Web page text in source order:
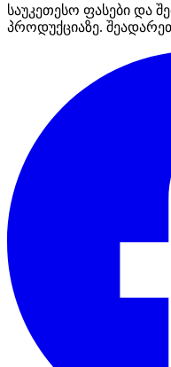
საუკეთესო ფასები და
პროდუქციაზე.